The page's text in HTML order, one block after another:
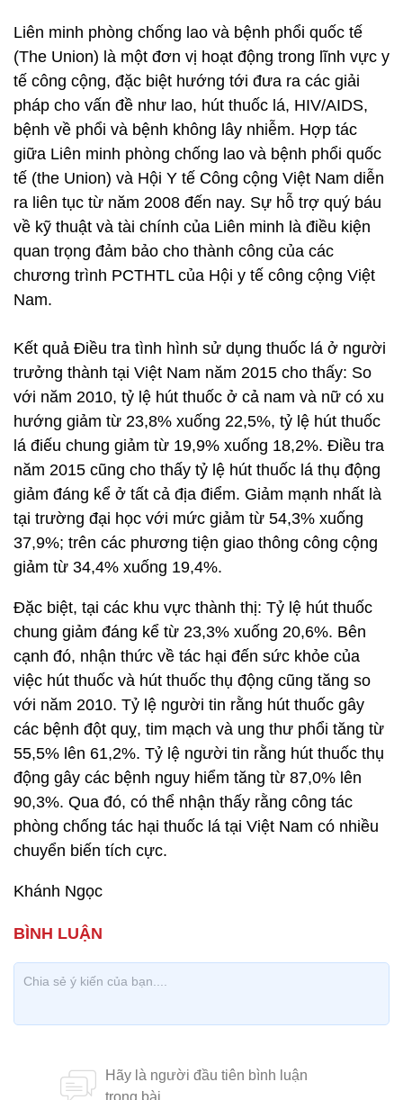
Liên minh phòng chống lao và bệnh phổi quốc tế
(The Union) là một đơn vị hoạt động trong lĩnh vực y
tế công cộng, đặc biệt hướng tới đưa ra các giải
pháp cho vấn đề như lao, hút thuốc lá, HIV/AIDS,
bệnh về phổi và bệnh không lây nhiễm. Hợp tác
giữa Liên minh phòng chống lao và bệnh phổi quốc
tế (the Union) và Hội Y tế Công cộng Việt Nam diễn
ra liên tục từ năm 2008 đến nay. Sự hỗ trợ quý báu
về kỹ thuật và tài chính của Liên minh là điều kiện
quan trọng đảm bảo cho thành công của các
chương trình PCTHTL của Hội y tế công cộng Việt
Nam.
Kết quả Điều tra tình hình sử dụng thuốc lá ở người
trưởng thành tại Việt Nam năm 2015 cho thấy: So
với năm 2010, tỷ lệ hút thuốc ở cả nam và nữ có xu
hướng giảm từ 23,8% xuống 22,5%, tỷ lệ hút thuốc
lá điếu chung giảm từ 19,9% xuống 18,2%. Điều tra
năm 2015 cũng cho thấy tỷ lệ hút thuốc lá thụ động
giảm đáng kể ở tất cả địa điểm. Giảm mạnh nhất là
tại trường đại học với mức giảm từ 54,3% xuống
37,9%; trên các phương tiện giao thông công cộng
giảm từ 34,4% xuống 19,4%.
Đặc biệt, tại các khu vực thành thị: Tỷ lệ hút thuốc
chung giảm đáng kể từ 23,3% xuống 20,6%. Bên
cạnh đó, nhận thức về tác hại đến sức khỏe của
việc hút thuốc và hút thuốc thụ động cũng tăng so
với năm 2010. Tỷ lệ người tin rằng hút thuốc gây
các bệnh đột quỵ, tim mạch và ung thư phổi tăng từ
55,5% lên 61,2%. Tỷ lệ người tin rằng hút thuốc thụ
động gây các bệnh nguy hiểm tăng từ 87,0% lên
90,3%. Qua đó, có thể nhận thấy rằng công tác
phòng chống tác hại thuốc lá tại Việt Nam có nhiều
chuyển biến tích cực.
Khánh Ngọc